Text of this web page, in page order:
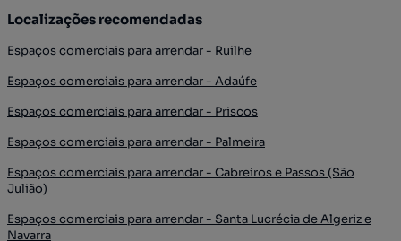
Localizações recomendadas
Espaços comerciais para arrendar - Ruilhe
Espaços comerciais para arrendar - Adaúfe
Espaços comerciais para arrendar - Priscos
Espaços comerciais para arrendar - Palmeira
Espaços comerciais para arrendar - Cabreiros e Passos (São
Julião)
Espaços comerciais para arrendar - Santa Lucrécia de Algeriz e
Navarra